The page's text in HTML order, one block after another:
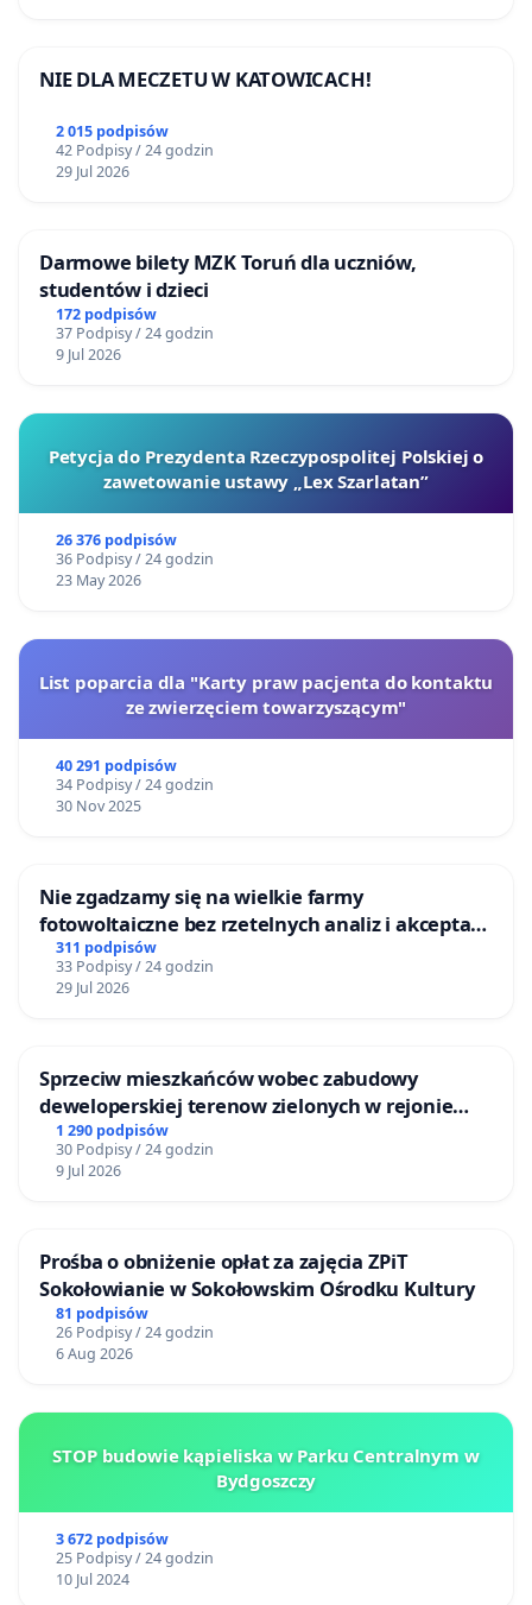
NIE DLA MECZETU W KATOWICACH!
2 015 podpisów
42 Podpisy / 24 godzin
29 Jul 2026
Darmowe bilety MZK Toruń dla uczniów,
studentów i dzieci
172 podpisów
37 Podpisy / 24 godzin
9 Jul 2026
Petycja do Prezydenta Rzeczypospolitej Polskiej o
zawetowanie ustawy „Lex Szarlatan”
26 376 podpisów
36 Podpisy / 24 godzin
23 May 2026
List poparcia dla "Karty praw pacjenta do kontaktu
ze zwierzęciem towarzyszącym"
40 291 podpisów
34 Podpisy / 24 godzin
30 Nov 2025
Nie zgadzamy się na wielkie farmy
fotowoltaiczne bez rzetelnych analiz i akceptacji
mieszkańców
311 podpisów
33 Podpisy / 24 godzin
29 Jul 2026
Sprzeciw mieszkańców wobec zabudowy
deweloperskiej terenow zielonych w rejonie
Bulwarów Straceńskich w Bielsku-Białej
1 290 podpisów
30 Podpisy / 24 godzin
9 Jul 2026
Prośba o obniżenie opłat za zajęcia ZPiT
Sokołowianie w Sokołowskim Ośrodku Kultury
81 podpisów
26 Podpisy / 24 godzin
6 Aug 2026
STOP budowie kąpieliska w Parku Centralnym w
Bydgoszczy
3 672 podpisów
25 Podpisy / 24 godzin
10 Jul 2024